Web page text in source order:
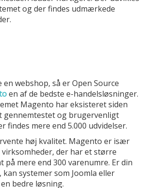
og der findes udmærkede
en webshop, så er Open Source
en af de bedste e-handelsløsninger.
Magento har eksisteret siden
gennemtestet og brugervenligt
findes mere end 5.000 udvidelser.
høj kvalitet. Magento er især
der har et større
mere end 300 varenumre. Er din
systemer som Joomla eller
bedre løsning.